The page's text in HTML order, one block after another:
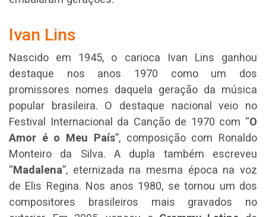
Ivan Lins
Nascido em 1945, o carioca Ivan Lins ganhou
destaque nos anos 1970 como um dos
promissores nomes daquela geração da música
popular brasileira. O destaque nacional veio no
Festival Internacional da Canção de 1970 com “O
Amor é o Meu País”, composição com Ronaldo
Monteiro da Silva. A dupla também escreveu
“Madalena”, eternizada na mesma época na voz
de Elis Regina. Nos anos 1980, se tornou um dos
compositores brasileiros mais gravados no